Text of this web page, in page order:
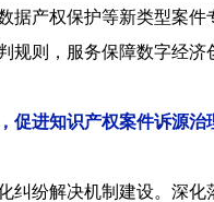
据产权保护等新类型案件
规则，服务保障数字经济
促进知识产权案件诉源治
纠纷解决机制建设。深化